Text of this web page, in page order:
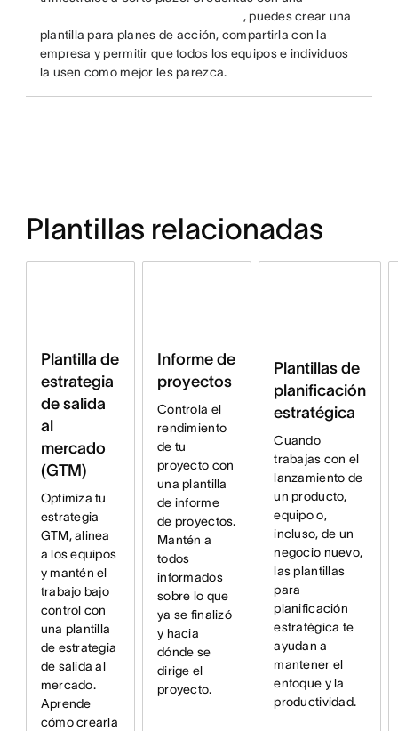
, puedes crear una
plantilla para planes de acción, compartirla con la
empresa y permitir que todos los equipos e individuos
la usen como mejor les parezca.
Plantillas relacionadas
Plantilla de
estrategia
de salida
al
mercado
(GTM)
Optimiza tu
estrategia
GTM, alinea
a los equipos
y mantén el
trabajo bajo
control con
una plantilla
de estrategia
de salida al
mercado.
Aprende
cómo crearla
Informe de
proyectos
Controla el
rendimiento
de tu
proyecto con
una plantilla
de informe
de proyectos.
Mantén a
todos
informados
sobre lo que
ya se finalizó
y hacia
dónde se
dirige el
proyecto.
Plantillas de
planificación
estratégica
Cuando
trabajas con el
lanzamiento de
un producto,
equipo o,
incluso, de un
negocio nuevo,
las plantillas
para
planificación
estratégica te
ayudan a
mantener el
enfoque y la
productividad.